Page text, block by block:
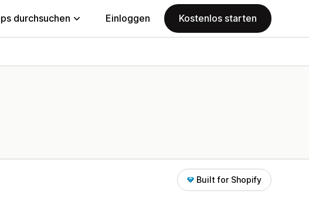
durchsuchen Einloggen Kostenlos starten
Built for Shopify